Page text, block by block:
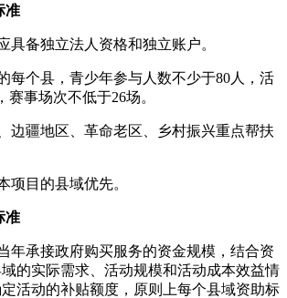
备独立法人资格和独立账户。
个县，青少年参与人数不少于80人，活
赛事场次不低于26场。
疆地区、革命老区、乡村振兴重点帮扶
目的县域优先。
承接政府购买服务的资金规模，结合资
的实际需求、活动规模和活动成本效益情
活动的补贴额度，原则上每个县域资助标